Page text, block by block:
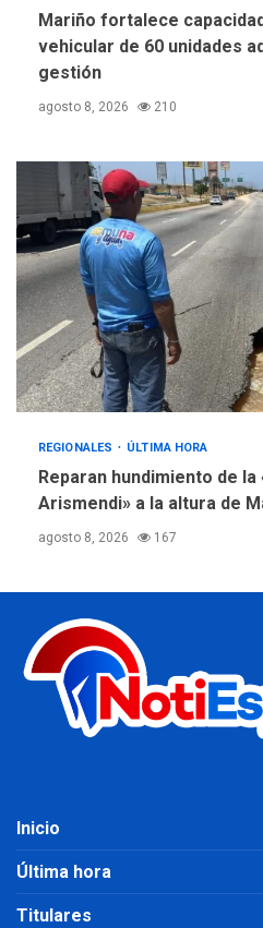
Mariño fortalece
vehicular de 60 unidades
gestión
agosto 8, 2026 210
REGIONALES ÚLTIMA HORA
Reparan hundimiento de
Arismendi» a la altura de
agosto 8, 2026 167
Inicio
Última hora
Titulares